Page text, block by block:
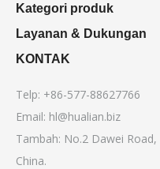
Kategori produk
Layanan & Dukungan
KONTAK
Telp: +86-577-88627766
Email: hl@hualian.biz
Tambah: No.2 Dawei
China.